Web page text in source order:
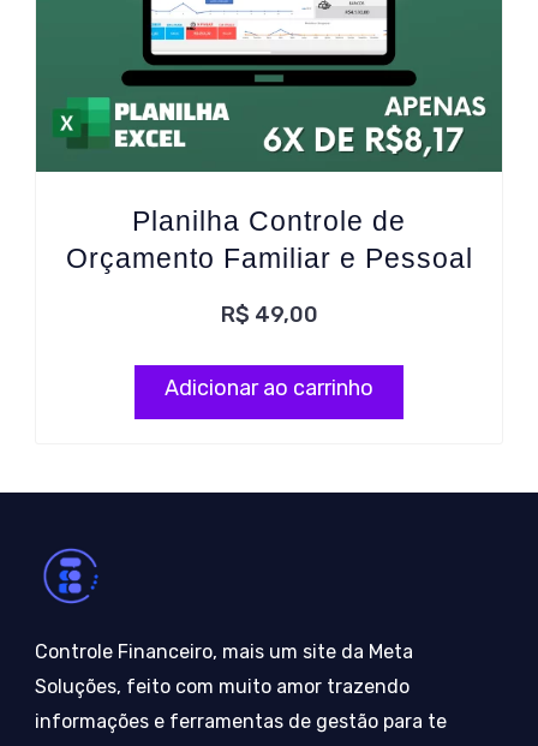
Planilha Controle de
Orçamento Familiar e Pessoal
R$ 49,00
Adicionar ao carrinho
Controle Financeiro, mais um site da Meta
Soluções, feito com muito amor trazendo
informações e ferramentas de gestão para te